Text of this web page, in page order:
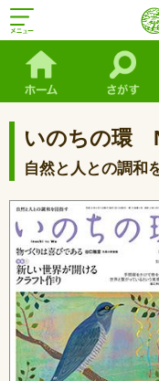
いのちの環
自然と人との調和